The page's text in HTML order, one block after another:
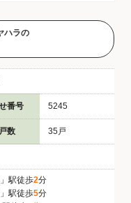
ハラの
番号 5245
数 35戸
」駅徒歩2分
」駅徒歩5分